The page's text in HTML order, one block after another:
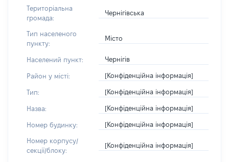
Територіальна
громада:
Чернігівська
Тип населеного
пункту:
Місто
Населений пункт: Чернігів
Район у місті: [Конфіденційна інформація]
Тип: [Конфіденційна інформація]
Назва: [Конфіденційна інформація]
Номер будинку: [Конфіденційна інформація]
Номер корпусу/
секції/блоку:
[Конфіденційна інформація]